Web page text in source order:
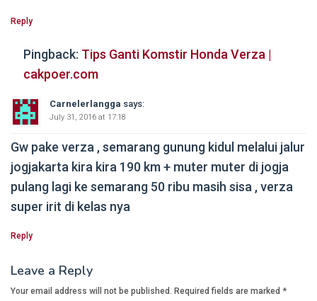
Reply
Pingback: Tips Ganti Komstir Honda Verza |
cakpoer.com
Carnelerlangga says:
July 31, 2016 at 17:18
Gw pake verza , semarang gunung kidul melalui jalur
jogjakarta kira kira 190 km + muter muter di jogja
pulang lagi ke semarang 50 ribu masih sisa , verza
super irit di kelas nya
Reply
Leave a Reply
Your email address will not be published. Required fields are marked *